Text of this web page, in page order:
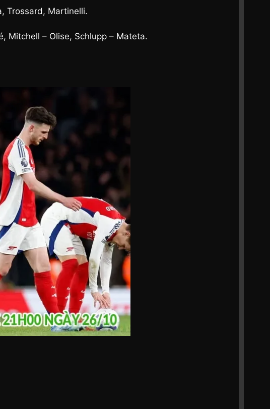
Trossard, Martinelli.
Mitchell – Olise, Schlupp – Mateta.